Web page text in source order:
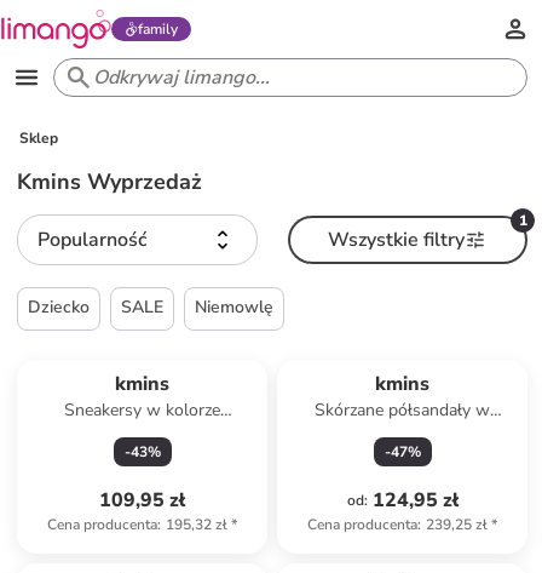
family
Sklep
Kmins Wyprzedaż
Popularność
1
Wszystkie filtry
Dziecko SALE Niemowlę
kmins
Sneakersy w kolorze
jasnoróżowym
-43%
109,95 zł
Cena producenta: 195,32 zł*
kmins
Skórzane półsandały w
kolorze jasnoróżowym do
chodzenia na boso
-47%
od: 124,95 zł
Cena producenta: 239,25 zł*